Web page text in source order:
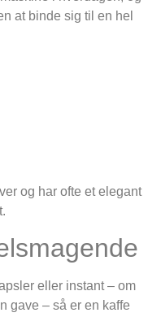
at binde sig til en hel
og har ofte et elegant
eller instant – om
gave – så er en kaffe